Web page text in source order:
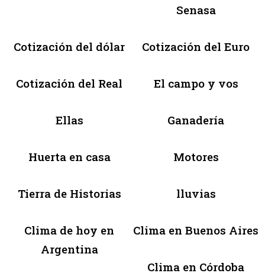
Senasa
Cotización del dólar Cotización del Euro
Cotización del Real El campo y vos
Ellas Ganadería
Huerta en casa Motores
Tierra de Historias lluvias
Clima de hoy en
Argentina
Clima en Buenos Aires
Clima en Córdoba